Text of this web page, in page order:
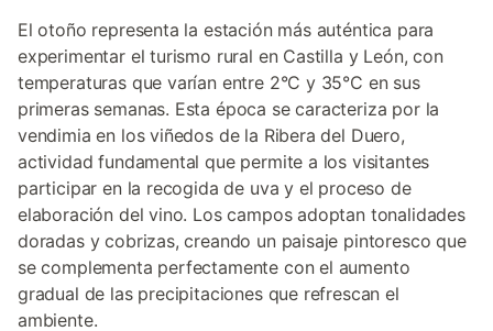
El otoño representa la estación más auténtica para
experimentar el turismo rural en Castilla y León, con
temperaturas que varían entre 2°C y 35°C en sus
primeras semanas. Esta época se caracteriza por la
vendimia en los viñedos de la Ribera del Duero,
actividad fundamental que permite a los visitantes
participar en la recogida de uva y el proceso de
elaboración del vino. Los campos adoptan tonalidades
doradas y cobrizas, creando un paisaje pintoresco que
se complementa perfectamente con el aumento
gradual de las precipitaciones que refrescan el
ambiente.